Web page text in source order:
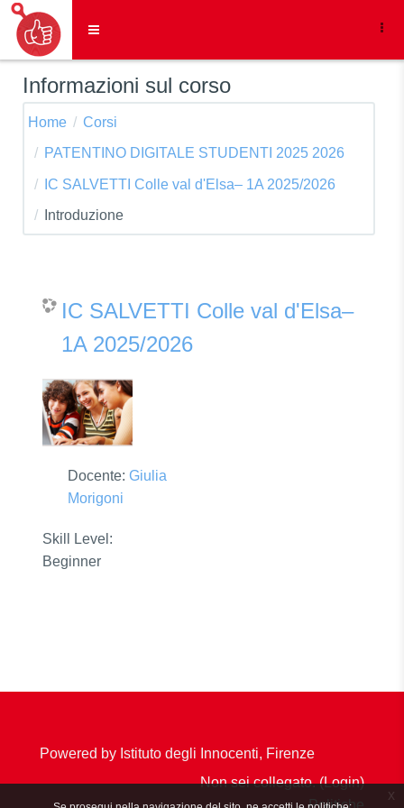
Pannello laterale
Vai al contenuto principale
Informazioni sul corso
Home Corsi
PATENTINO DIGITALE STUDENTI 2025 2026
IC SALVETTI Colle val d'Elsa– 1A 2025/2026
Introduzione
IC SALVETTI Colle val d'Elsa–
1A 2025/2026
Docente: Giulia
Morigoni
Skill Level :
Beginner
Powered by Istituto degli Innocenti, Firenze
Non sei collegato. (Login)
x